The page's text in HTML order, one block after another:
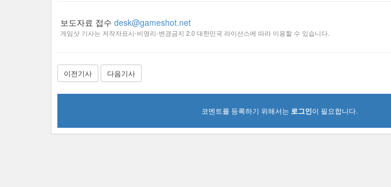
보도자료 접수 desk@gameshot.net
게임샷 기사는 저작자표시-비영리-변경금지 2.0 대한민국 라이선스에 따라 이용할 수 있습니다.
이전기사 다음기사
코멘트를 등록하기 위해서는 로그인이 필요합니다.